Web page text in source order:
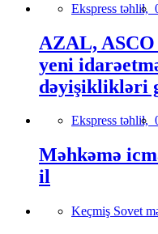
Ekspress təhlil,
AZAL, ASCO
yeni
dəyişiklikləri
Ekspress təhlil,
Məhkəmə
il
Keçmiş Sovet